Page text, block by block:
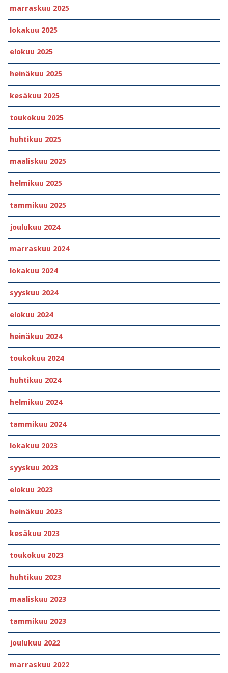
marraskuu 2025
lokakuu 2025
elokuu 2025
heinäkuu 2025
kesäkuu 2025
toukokuu 2025
huhtikuu 2025
maaliskuu 2025
helmikuu 2025
tammikuu 2025
joulukuu 2024
marraskuu 2024
lokakuu 2024
syyskuu 2024
elokuu 2024
heinäkuu 2024
toukokuu 2024
huhtikuu 2024
helmikuu 2024
tammikuu 2024
lokakuu 2023
syyskuu 2023
elokuu 2023
heinäkuu 2023
kesäkuu 2023
toukokuu 2023
huhtikuu 2023
maaliskuu 2023
tammikuu 2023
joulukuu 2022
marraskuu 2022